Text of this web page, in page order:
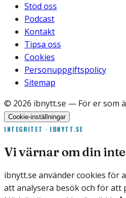
Stöd oss
Podcast
Kontakt
Tipsa oss
Cookies
Personuppgiftspolicy
Sitemap
© 2026 ibnytt.se — För er som
Cookie-inställningar
INTEGRITET · IBNYTT.SE
Vi värnar om din
ibnytt.se använder cookies för
att analysera besök och för att